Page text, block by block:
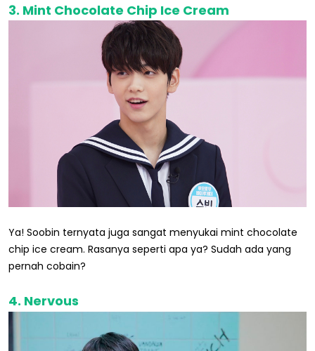
3. Mint Chocolate Chip Ice Cream
Ya! Soobin ternyata juga sangat menyukai mint chocolate
chip ice cream. Rasanya seperti apa ya? Sudah ada yang
pernah cobain?
4. Nervous